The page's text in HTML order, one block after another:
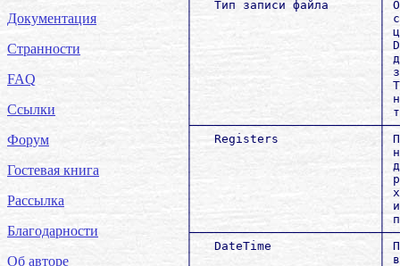
Документация
Странности
FAQ
Ссылки
Форум
Гостевая книга
Рассылка
Благодарности
Об авторе
│   Тип записи файла       │
│                          │
│                          │
│                          │
│                          │
│                          │
│                          │
│                          │
│                          │
│   Registers              │
│                          │
│                          │
│                          │
│                          │
│                          │
│                          │
│   DateTime               │
│                          │